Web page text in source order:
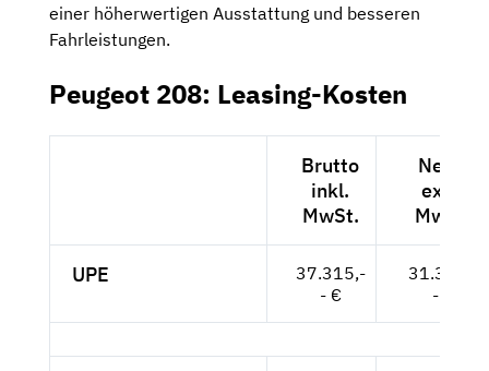
einer höherwertigen Ausstattung und besseren
Fahrleistungen.
Peugeot 208: Leasing-Kosten
Brutto
inkl.
MwSt.
Netto
exkl.
MwSt.
UPE
37.315,-
- €
31.357,-
- €